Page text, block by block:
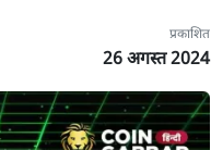
प्रकाशित
26 अगस्त 2024